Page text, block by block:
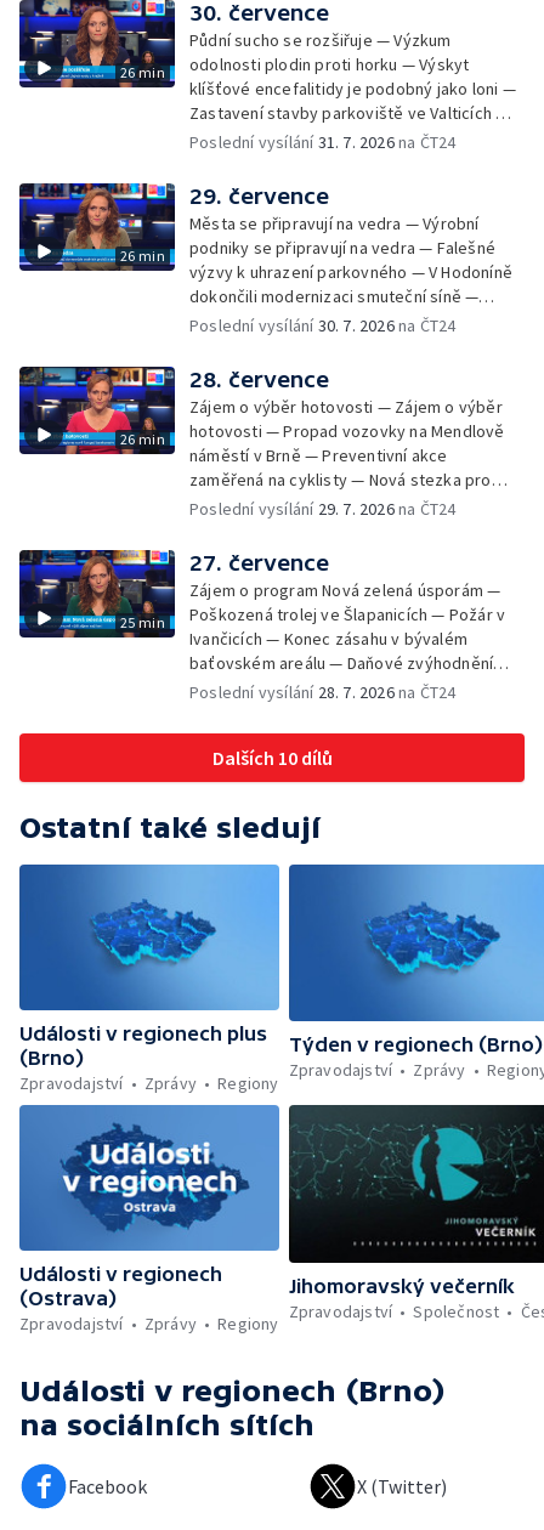
26 min
30. července
Půdní sucho se rozšiřuje — Výzkum
odolnosti plodin proti horku — Výskyt
klíšťové encefalitidy je podobný jako loni —
Zastavení stavby parkoviště ve Valticích —
Spor o lokalitu lesa v Rožnově pod
organismus — Kybernetický incident na
Masarykově univerzitě — Slavnostní
vyřazení absolventů Univerzity obran —
Letní kurzy umění pro mladé — Mobilní
kurníky pomáhají na poli
Poslední vysílání31. 7. 2026na ČT24
26 min
29. července
Města se připravují na vedra — Výrobní
podniky se připravují na vedra — Falešné
výzvy k uhrazení parkovného — V Hodoníně
dokončili modernizaci smuteční síně —
Chybějící toalety u dětských hřišť —
bývalého nákupního domu Letná — Končí 52.
ročník Letní filmové školy — 3. ročník
komunitní akce Stůl ve středu — Cesta na
podporu paliativní péče
Poslední vysílání30. 7. 2026na ČT24
26 min
28. července
Zájem o výběr hotovosti — Zájem o výběr
hotovosti — Propad vozovky na Mendlově
náměstí v Brně — Preventivní akce
zaměřená na cyklisty — Nová stezka pro
cyklisty na Zlínsku — Letecká linka mezi
pozorovat zatmění Slunce — Den AČFK na
Letní filmové škole — Milan Uhde slaví 90 let
— Rekonstrukce vojenského srubu
Poslední vysílání 29. 7. 2026na ČT24
25 min
27. července
Zájem o program Nová zelená úsporám —
Poškozená trolej ve Šlapanicích — Požár v
Ivančicích — Konec zásahu v bývalém
baťovském areálu — Daňové zvýhodnění
vína — Výhružky na magistrátu v Olomouci —
Brněnské týmy v první fotbalové lize —
Chystaná rekonstrukce bývalé věznice —
Nový seriál pro děti
Poslední vysílání 28. 7. 2026na ČT24
Dalších 10 dílů
Ostatní také sledují
Události v regionech plus
(Brno)
Zpravodajství
Zprávy Regiony
Týden v regionech (Brno)
Zpravodajství
Zprávy
Události v regionech
(Ostrava)
Zpravodajství
Zprávy Regiony
Jihomoravský večerník
Zpravodajství
Společnost
Události v regionech (Brno)
na sociálních sítích
Facebook X (Twitter)